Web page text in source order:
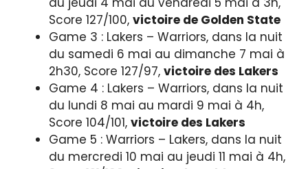
Score 127/100, victoire de Golden State
Game 3 : Lakers – Warriors, dans la nuit
du samedi 6 mai au dimanche 7 mai à
2h30, Score 127/97, victoire des Lakers
Game 4 : Lakers – Warriors, dans la nuit
du lundi 8 mai au mardi 9 mai à 4h,
Score 104/101, victoire des Lakers
Game 5 : Warriors – Lakers, dans la nuit
du mercredi 10 mai au jeudi 11 mai à 4h,